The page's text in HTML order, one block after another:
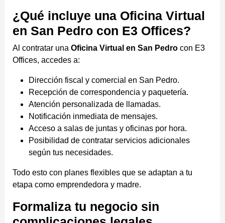
¿Qué incluye una Oficina Virtual
en San Pedro con E3 Offices?
Al contratar una Oficina Virtual en San Pedro con E3
Offices, accedes a:
Dirección fiscal y comercial en San Pedro.
Recepción de correspondencia y paquetería.
Atención personalizada de llamadas.
Notificación inmediata de mensajes.
Acceso a salas de juntas y oficinas por hora.
Posibilidad de contratar servicios adicionales
según tus necesidades.
Todo esto con planes flexibles que se adaptan a tu
etapa como emprendedora y madre.
Formaliza tu negocio sin